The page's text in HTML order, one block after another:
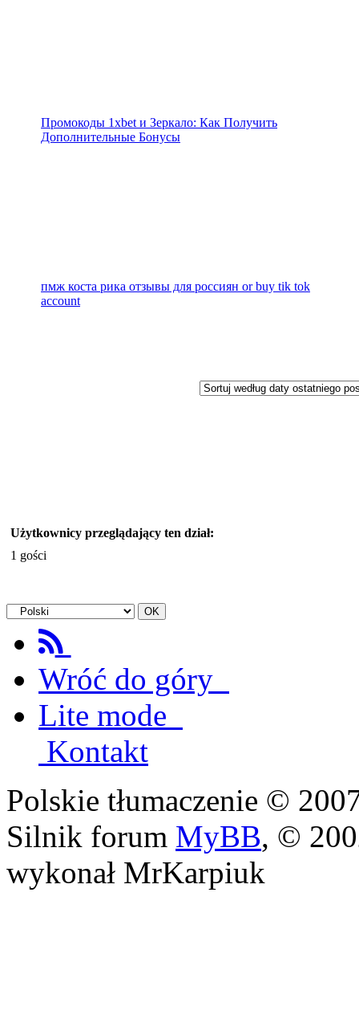
Промокоды 1xbet и Зеркало: Как Получить
Дополнительные Бонусы
пмж коста рика отзывы для россиян or buy tik tok
account
Użytkownicy przeglądający ten dział:
1 gości
Wróć do góry
Lite mode
Kontakt
Polskie tłumaczenie ©
Silnik forum MyBB, ©
wykonał MrKarpiuk